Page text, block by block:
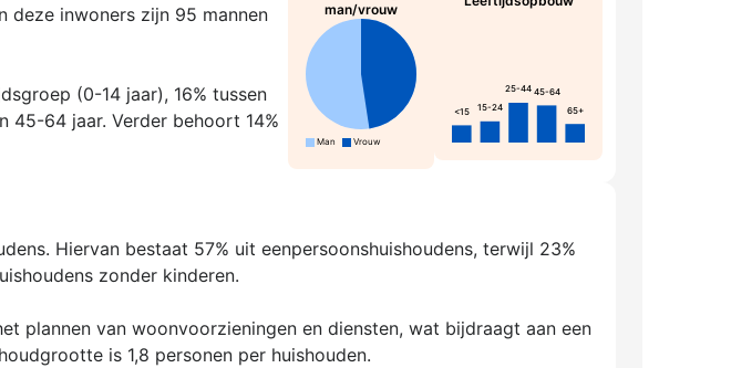
deze inwoners zijn 95 mannen
(0-14 jaar), 16% tussen
45-64 jaar. Verder behoort 14%
man/vrouw
Man Vrouw
<15 15-24
25-4445-64
65+
Hiervan bestaat 57% uit eenpersoonshuishoudens, terwijl 23%
zonder kinderen.
plannen van woonvoorzieningen en diensten, wat bijdraagt aan een
is 1,8 personen per huishouden.